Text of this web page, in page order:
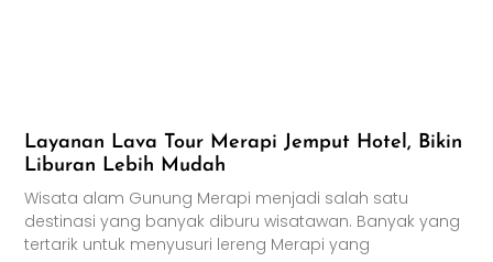
Layanan Lava Tour Merapi Jemput Hotel, Bikin
Liburan Lebih Mudah
Wisata alam Gunung Merapi menjadi salah satu
destinasi yang banyak diburu wisatawan. Banyak yang
tertarik untuk menyusuri lereng Merapi yang